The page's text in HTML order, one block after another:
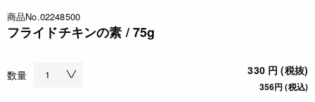
商品No.02248500
フライドチキンの素 / 75g
数量 330 円 (税抜)
356円 (税込)